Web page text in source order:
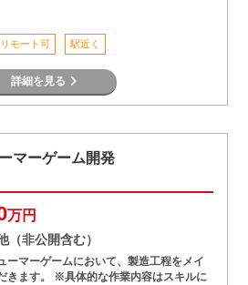
リモート可 駅近く
詳細を見る
マーゲーム開発
万円
非公開含む）
ーマーゲームにおいて、製造工程をメイ
きます。 ※具体的な作業内容はスキルに